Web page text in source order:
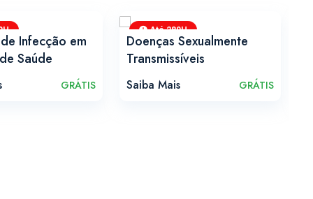
Infecção em
Saúde
GRÁTIS
Até 280H
Doenças Sexualmente
Transmissíveis
Saiba Mais GRÁTIS